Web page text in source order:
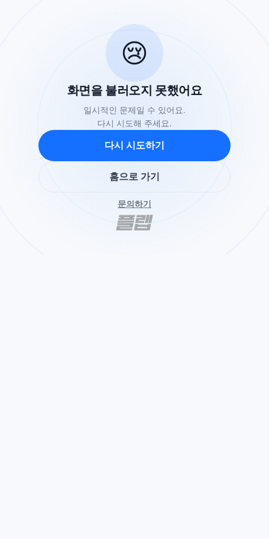
😢
화면을 불러오지 못했어요
일시적인 문제일 수 있어요.
다시 시도해 주세요.
다시 시도하기
홈으로 가기
문의하기